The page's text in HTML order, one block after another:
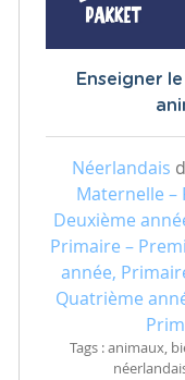
Enseigner
Néerlandais
Maternelle –
Deuxième
Primaire –
année,
Quatrième
Tags : animaux,